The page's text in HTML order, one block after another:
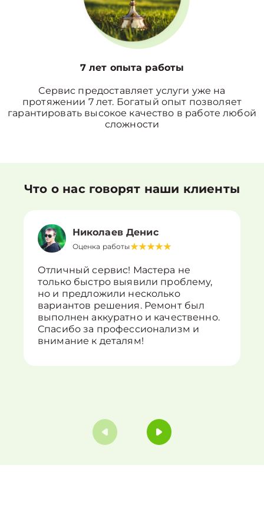
7 лет опыта работы
Сервис предоставляет услуги уже на
протяжении 7 лет. Богатый опыт позволяет
гарантировать высокое качество в работе любой
сложности
Что о нас говорят наши клиенты
Николаев Денис
Оценка работы
Отличный сервис! Мастера не
только быстро выявили проблему,
но и предложили несколько
вариантов решения. Ремонт был
выполнен аккуратно и качественно.
Спасибо за профессионализм и
внимание к деталям!